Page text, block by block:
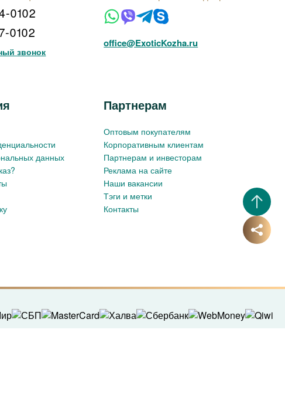
0102
0102
звонок
office@ExoticKozha.ru
данных
Партнерам
Оптовым покупателям
Корпоративным клиентам
Партнерам и инвесторам
Реклама на сайте
Наши вакансии
Тэги и метки
Контакты